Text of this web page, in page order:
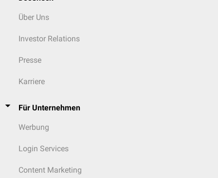
Über Uns
Investor Relations
Presse
Karriere
Für Unternehmen
Werbung
Login Services
Content Marketing